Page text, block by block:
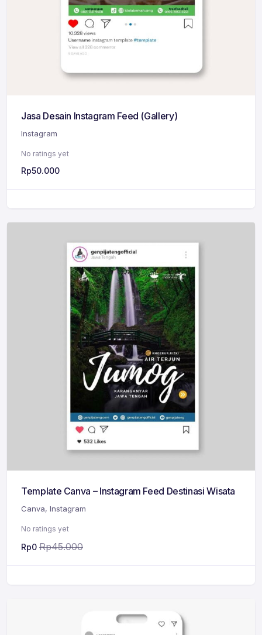
Jasa Desain Instagram Feed (Gallery)
Instagram
No ratings yet
Rp50.000
Template Canva – Instagram Feed Destinasi Wisata
Canva, Instagram
No ratings yet
Rp0 Rp45.000